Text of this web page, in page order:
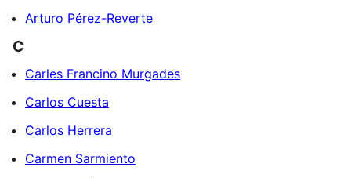
Arturo Pérez-Reverte
C
Carles Francino Murgades
Carlos Cuesta
Carlos Herrera
Carmen Sarmiento